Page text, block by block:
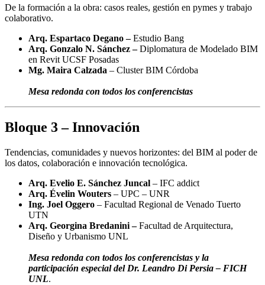
De la formación a la obra: casos reales, gestión en pymes y trabajo
colaborativo.
Arq. Espartaco Degano –Estudio Bang
Arq. Gonzalo N. Sánchez –Diplomatura de Modelado BIM
en Revit UCSF Posadas
Mg. Maira Calzada – Cluster BIM Córdoba
Mesa redonda con todos los conferencistas
Bloque 3 – Innovación
Tendencias, comunidades y nuevos horizontes: del BIM al poder de
los datos, colaboración e innovación tecnológica.
Arq. Evelio E. Sánchez Juncal – IFC addict
Arq. Évelin Wouters – UPC – UNR
Ing. Joel Oggero – Facultad Regional de Venado Tuerto
UTN
Arq. Georgina Bredanini –Facultad de Arquitectura,
Diseño y Urbanismo UNL
Mesa redonda con todos los conferencistas y la
participación especial del Dr. Leandro Di Persia – FICH
UNL.